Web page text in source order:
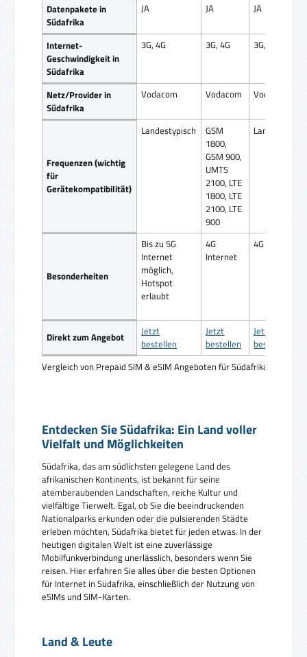
Vergleich von Prepaid SIM & eSIM Angeboten für Südafrika
Datenpakete in
Südafrika
JA JA JA
Internet-
Geschwindigkeit in
Südafrika
3G, 4G 3G, 4G 3G, 4G
Netz/Provider in
Südafrika
Vodacom Vodacom Vodacom
Frequenzen (wichtig
für
Gerätekompatibilität)
Landestypisch
GSM
1800,
GSM 900,
UMTS
2100, LTE
1800, LTE
2100, LTE
900
Besonderheiten
Bis zu 5G
Internet
möglich,
Hotspot
erlaubt
4G
Internet
4G Internet
Direkt zum Angebot
Jetzt
bestellen
Jetzt
bestellen
Jetzt
bestellen
Entdecken Sie Südafrika: Ein Land voller
Vielfalt und Möglichkeiten
Südafrika, das am südlichsten gelegene Land des
afrikanischen Kontinents, ist bekannt für seine
atemberaubenden Landschaften, reiche Kultur und
vielfältige Tierwelt. Egal, ob Sie die beeindruckenden
Nationalparks erkunden oder die pulsierenden Städte
erleben möchten, Südafrika bietet für jeden etwas. In der
heutigen digitalen Welt ist eine zuverlässige
Mobilfunkverbindung unerlässlich, besonders wenn Sie
reisen. Hier erfahren Sie alles über die besten Optionen
für Internet in Südafrika, einschließlich der Nutzung von
eSIMs und SIM-Karten.
Land & Leute